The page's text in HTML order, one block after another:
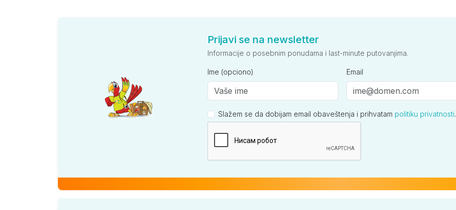
Prijavi se na newsletter
Informacije o posebnim ponudama i last-minute putovanjima.
Ime (opciono) Email
Slažem se da dobijam email obaveštenja i prihvatam politiku privatnosti.